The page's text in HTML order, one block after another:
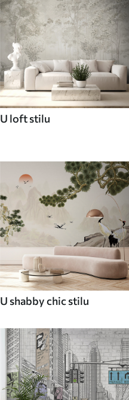
U loft stilu
U shabby chic stilu